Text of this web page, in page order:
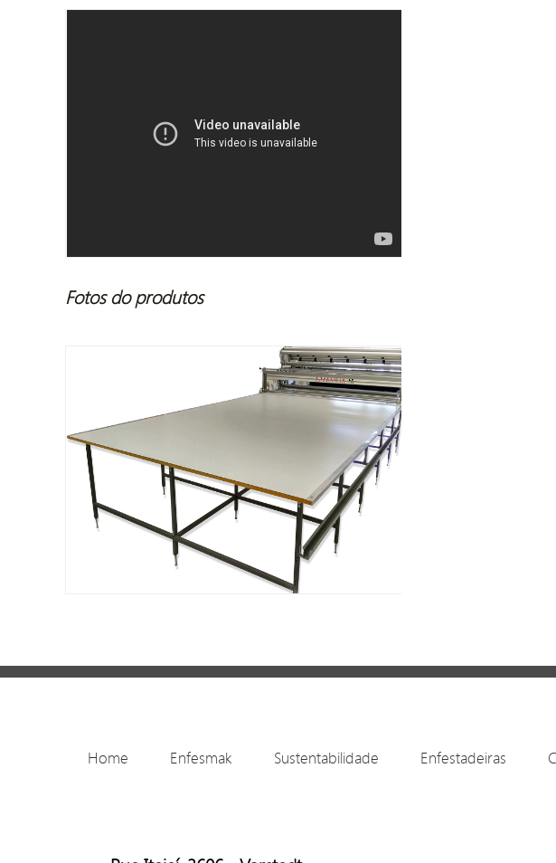
Fotos do produtos
Home Enfesmak Sustentabilidade Enfestadeiras